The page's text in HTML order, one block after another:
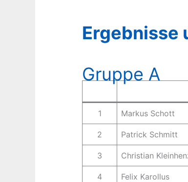
Ergebnisse
Gruppe A
1 Markus Schott
2 Patrick Schmitt
3 Christian
4 Felix Karollus